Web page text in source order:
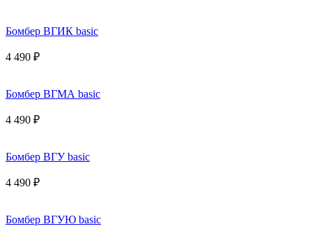
Бомбер ВГИК basic
4 490 ₽
Бомбер ВГМА basic
4 490 ₽
Бомбер ВГУ basic
4 490 ₽
Бомбер ВГУЮ basic